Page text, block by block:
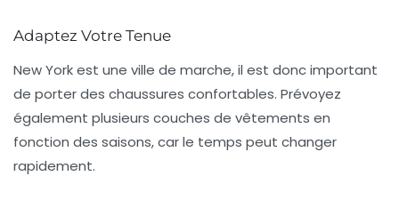
Adaptez Votre Tenue
New York est une ville de marche, il est donc important
de porter des chaussures confortables. Prévoyez
également plusieurs couches de vêtements en
fonction des saisons, car le temps peut changer
rapidement.